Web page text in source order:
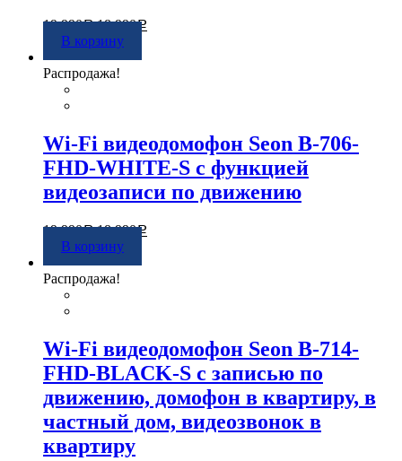
19 990Р 18 990Р
В корзину
Распродажа!
Wi-Fi видеодомофон Seon B-706-
FHD-WHITE-S с функцией
видеозаписи по движению
19 990Р 18 990Р
В корзину
Распродажа!
Wi-Fi видеодомофон Seon B-714-
FHD-BLACK-S с записью по
движению, домофон в квартиру, в
частный дом, видеозвонок в
квартиру